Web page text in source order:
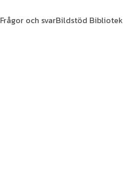
Frågor och svarBildstöd Bibliotek